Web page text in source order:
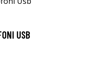
USB